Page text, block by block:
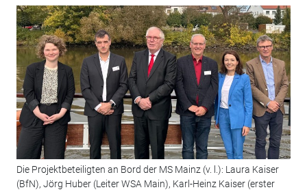
Die Projektbeteiligten an Bord der MS Mainz (v. l.): Laura Kaiser
(BfN), Jörg Huber (Leiter WSA Main), Karl-Heinz Kaiser (erster